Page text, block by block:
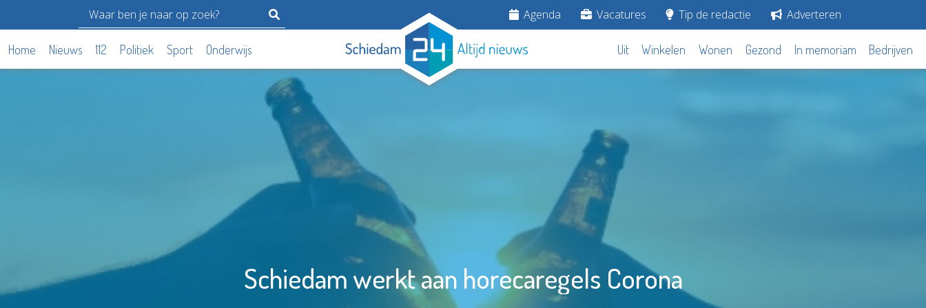
Agenda Vacatures Tip de redactie Adverteren
Home Nieuws 112 Politiek Sport Onderwijs Uit Winkelen Wonen Gezond In memoriam Bedrijven
Schiedam werkt aan horecaregels Corona